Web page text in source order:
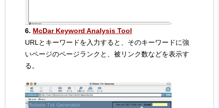
6. McDar Keyword Analysis Tool
URLとキーワードを入力すると、そのキーワードに強
いページのページランクと、被リンク数などを表示す
る。